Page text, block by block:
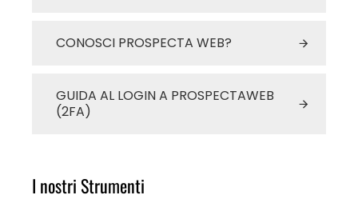
CONOSCI PROSPECTA WEB?
GUIDA AL LOGIN A PROSPECTAWEB
(2FA)
I nostri Strumenti